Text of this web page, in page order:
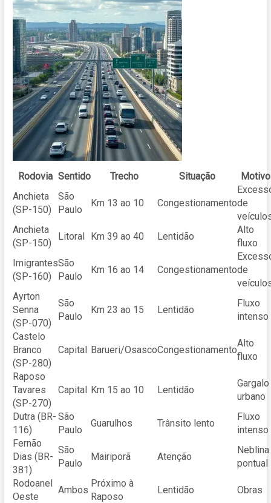
Rodovia Sentido Trecho Situação
Motivo
Anchieta
(SP-150)
São
Paulo
Km 13 ao 10 Congestionamentode
Anchieta
(SP-150)
Litoral Km 39 ao 40 Lentidão
Alto
fluxo
Imigrantes
(SP-160)
São
Paulo
Km 16 ao 14 Congestionamentode
Ayrton
Senna
(SP-070)
São
Paulo
Km 23 ao 15 Lentidão
Fluxo
intenso
Castelo
Branco
(SP-280)
Capital Barueri/OsascoCongestionamento
Alto
fluxo
Raposo
Tavares
(SP-270)
Capital Km 15 ao 10 Lentidão
Gargalo
urbano
Dutra (BR-
116)
São
Paulo
Guarulhos Trânsito lento
Fluxo
intenso
Fernão
Dias (BR-
381)
São
Paulo
Mairiporã Atenção
Neblina
pontual
Rodoanel
Oeste
Ambos
Próximo à
Raposo
Lentidão Obras